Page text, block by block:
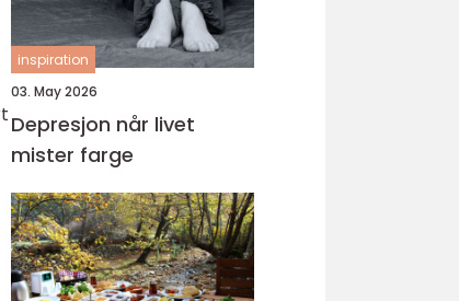
inspiration
03. May 2026
Depresjon når livet
mister farge